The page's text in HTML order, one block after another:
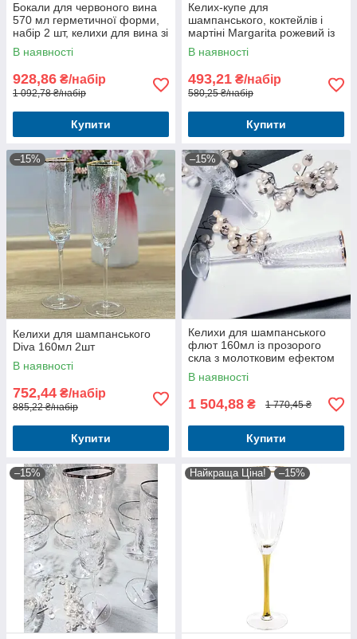
Бокали для червоного вина
570 мл герметичної форми,
набір 2 шт, келихи для вина зі
скла преміум класу
В наявності
928,86 ₴/набір
1 092,78 ₴/набір
Купити
Келих-купе для
шампанського, коктейлів і
мартіні Margarita рожевий із
золотим кантом 300 мл набір
2 шт.
В наявності
493,21 ₴/набір
580,25 ₴/набір
Купити
–15%
Келихи для шампанського
Diva 160мл 2шт
В наявності
752,44 ₴/набір
885,22 ₴/набір
Купити
–15%
Келихи для шампанського
флют 160мл із прозорого
скла з молотковим ефектом
та золотим обідком Diva
набір 4шт
В наявності
1 504,88 ₴ 1 770,45 ₴
Купити
–15% Найкраща Ціна! –15%